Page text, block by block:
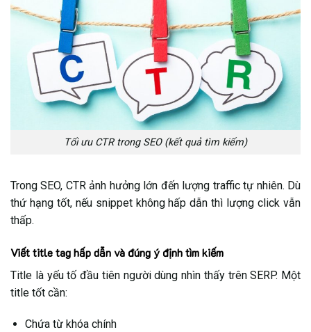
Tối ưu CTR trong SEO (kết quả tìm kiếm)
Trong SEO, CTR ảnh hưởng lớn đến lượng traffic tự nhiên. Dù
thứ hạng tốt, nếu snippet không hấp dẫn thì lượng click vẫn
thấp.
Viết title tag hấp dẫn và đúng ý định tìm kiếm
Title là yếu tố đầu tiên người dùng nhìn thấy trên SERP. Một
title tốt cần:
Chứa từ khóa chính